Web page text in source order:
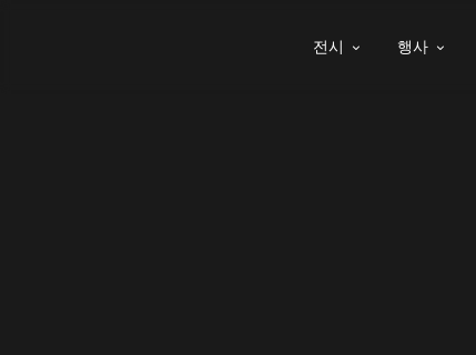
전시  행사 